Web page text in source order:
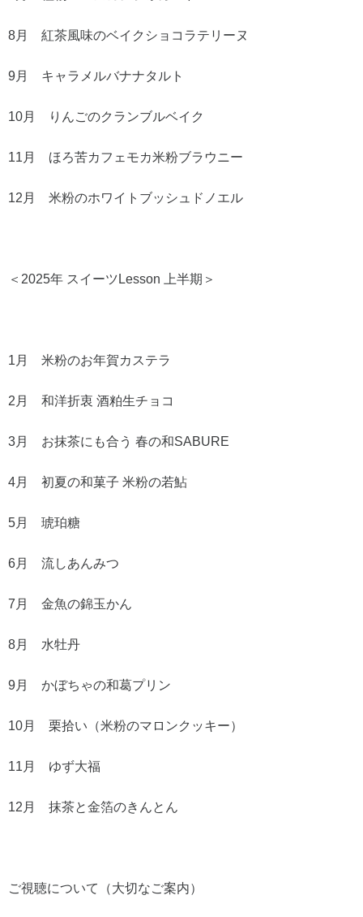
8月 紅茶風味のベイクショコラテリーヌ
9月 キャラメルバナナタルト
10月 りんごのクランブルベイク
11月 ほろ苦カフェモカ米粉ブラウニー
12月 米粉のホワイトブッシュドノエル
＜2025年 スイーツLesson 上半期＞
1月 米粉のお年賀カステラ
2月 和洋折衷 酒粕生チョコ
3月 お抹茶にも合う 春の和SABURE
4月 初夏の和菓子 米粉の若鮎
5月 琥珀糖
6月 流しあんみつ
7月 金魚の錦玉かん
8月 水牡丹
9月 かぼちゃの和葛プリン
10月 栗拾い（米粉のマロンクッキー）
11月 ゆず大福
12月 抹茶と金箔のきんとん
ご視聴について（大切なご案内）